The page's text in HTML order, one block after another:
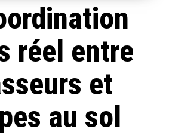
réel entre
et
au sol